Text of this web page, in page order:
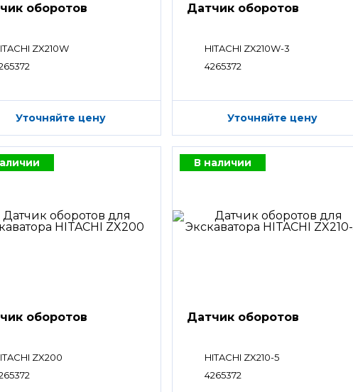
оборотов
ZX210W
Уточняйте цену
Датчик оборотов
HITACHI ZX210W-3
4265372
Уточняйте цену
оборотов
ZX200
В наличии
Датчик оборотов
HITACHI ZX210-5
4265372